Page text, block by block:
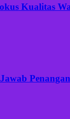
Kualitas